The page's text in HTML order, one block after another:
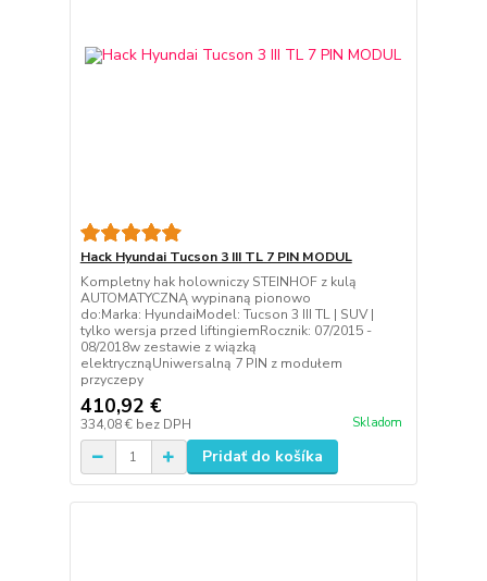
Hack Hyundai Tucson 3 III TL 7 PIN MODUL
Kompletny hak holowniczy STEINHOF z kulą
AUTOMATYCZNĄ wypinaną pionowo
do:Marka: HyundaiModel: Tucson 3 III TL | SUV |
tylko wersja przed liftingiemRocznik: 07/2015 -
08/2018w zestawie z wiązką
elektrycznąUniwersalną 7 PIN z modułem
przyczepy
410,92 €
334,08 € bez DPH Skladom
Pridať do košíka